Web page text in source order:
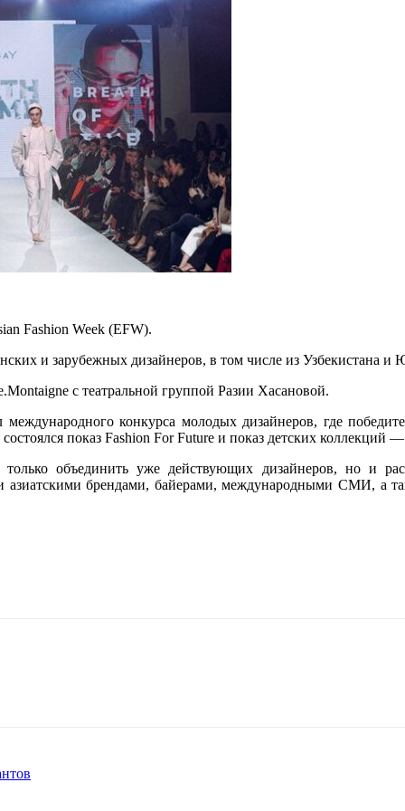
Fashion Week (EFW).
и зарубежных дизайнеров, в том числе из Узбекистана
с театральной группой Разии Хасановой.
конкурса молодых дизайнеров, где
показ Fashion For Future и показ детских коллекций
объединить уже действующих дизайнеров, но и
брендами, байерами, международными СМИ, а